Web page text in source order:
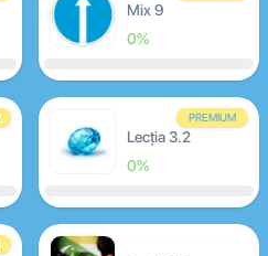
Mix 9
0%
PREMIUM
Lecția 3.2
0%